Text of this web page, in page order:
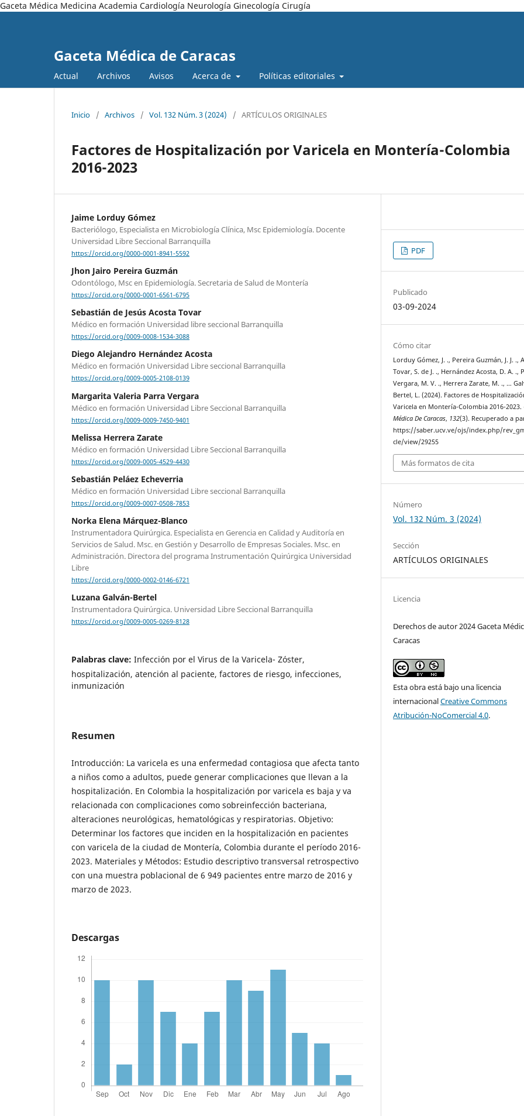
Gaceta Médica Medicina Academia Cardiología Neurología Ginecología Cirugía
Gaceta Médica de Caracas
Actual Archivos Avisos Acerca de Políticas editoriales
Inicio / Archivos / Vol. 132 Núm. 3 (2024) / ARTÍCULOS ORIGINALES
Factores de Hospitalización por Varicela en Montería-Colombia
2016-2023
Jaime Lorduy Gómez
Bacteriólogo, Especialista en Microbiología Clínica, Msc Epidemiología. Docente
Universidad Libre Seccional Barranquilla
https://orcid.org/0000-0001-8941-5592
Jhon Jairo Pereira Guzmán
Odontólogo, Msc en Epidemiología. Secretaria de Salud de Montería
https://orcid.org/0000-0001-6561-6795
Sebastián de Jesús Acosta Tovar
Médico en formación Universidad libre seccional Barranquilla
https://orcid.org/0009-0008-1534-3088
Diego Alejandro Hernández Acosta
Médico en formación Universidad Libre seccional Barranquilla
https://orcid.org/0009-0005-2108-0139
Margarita Valeria Parra Vergara
Médico en formación Universidad Libre Seccional Barranquilla
https://orcid.org/0009-0009-7450-9401
Melissa Herrera Zarate
Médico en formación Universidad Libre Seccional Barranquilla
https://orcid.org/0009-0005-4529-4430
Sebastián Peláez Echeverria
Médico en formación Universidad Libre seccional Barranquilla
https://orcid.org/0009-0007-0508-7853
Norka Elena Márquez-Blanco
Instrumentadora Quirúrgica. Especialista en Gerencia en Calidad y Auditoría en
Servicios de Salud. Msc. en Gestión y Desarrollo de Empresas Sociales. Msc. en
Administración. Directora del programa Instrumentación Quirúrgica Universidad
Libre
https://orcid.org/0000-0002-0146-6721
Luzana Galván-Bertel
Instrumentadora Quirúrgica. Universidad Libre Seccional Barranquilla
https://orcid.org/0009-0005-0269-8128
Palabras clave: Infección por el Virus de la Varicela- Zóster,
hospitalización, atención al paciente, factores de riesgo, infecciones,
inmunización
Resumen
Introducción: La varicela es una enfermedad contagiosa que afecta tanto
a niños como a adultos, puede generar complicaciones que llevan a la
hospitalización. En Colombia la hospitalización por varicela es baja y va
relacionada con complicaciones como sobreinfección bacteriana,
alteraciones neurológicas, hematológicas y respiratorias. Objetivo:
Determinar los factores que inciden en la hospitalización en pacientes
con varicela de la ciudad de Montería, Colombia durante el período 2016-
2023. Materiales y Métodos: Estudio descriptivo transversal retrospectivo
con una muestra poblacional de 6 949 pacientes entre marzo de 2016 y
marzo de 2023.
Descargas
PDF
Publicado
03-09-2024
Cómo citar
Lorduy Gómez, J. ., Pereira Guzmán, J. J. .,
Tovar, S. de J. ., Hernández Acosta, D. A. .,
Vergara, M. V. ., Herrera Zarate, M. ., …
Bertel, L. (2024). Factores de
Varicela en Montería-Colombia 2016-2023.
Médica De Caracas, 132(3). Recuperado a
https://saber.ucv.ve/ojs/index.php/
cle/view/29255
Más formatos de cita
Número
Vol. 132 Núm. 3 (2024)
Sección
ARTÍCULOS ORIGINALES
Licencia
Derechos de autor 2024 Gaceta
Caracas
Esta obra está bajo una licencia
internacionalCreative Commons
Atribución-NoComercial 4.0.